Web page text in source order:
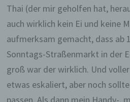
Thai (der mir geholfen hat,
auch wirklich kein Ei und keine
aufmerksam gemacht, dass ab
Sonntags-Straßenmarkt in der
groß war der wirklich. Und
etwas eskaliert, aber noch